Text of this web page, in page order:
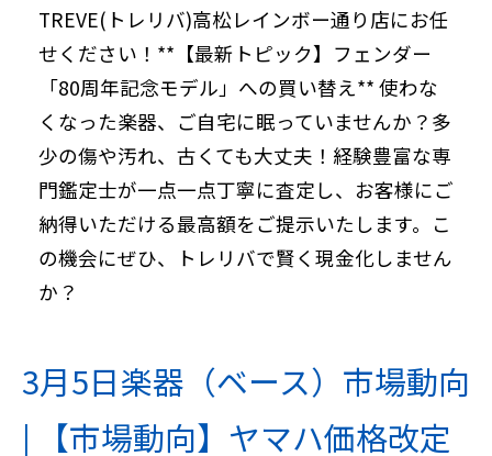
TREVE(トレリバ)高松レインボー通り店にお任
せください！**【最新トピック】フェンダー
「80周年記念モデル」への買い替え** 使わな
くなった楽器、ご自宅に眠っていませんか？多
少の傷や汚れ、古くても大丈夫！経験豊富な専
門鑑定士が一点一点丁寧に査定し、お客様にご
納得いただける最高額をご提示いたします。こ
の機会にぜひ、トレリバで賢く現金化しません
か？
3月5日楽器（ベース）市場動向
| 【市場動向】ヤマハ価格改定